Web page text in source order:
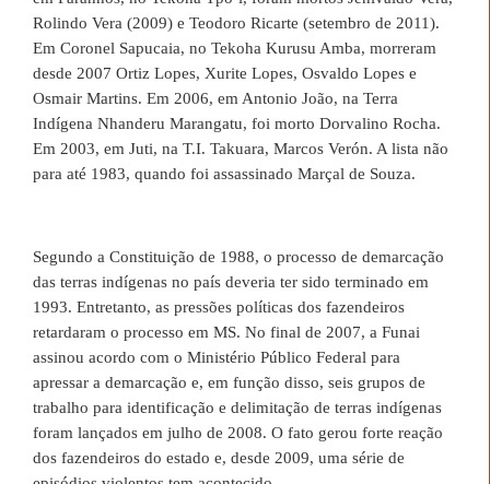
Rolindo Vera (2009) e Teodoro Ricarte (setembro de 2011).
Em Coronel Sapucaia, no Tekoha Kurusu Amba, morreram
desde 2007 Ortiz Lopes, Xurite Lopes, Osvaldo Lopes e
Osmair Martins. Em 2006, em Antonio João, na Terra
Indígena Nhanderu Marangatu, foi morto Dorvalino Rocha.
Em 2003, em Juti, na T.I. Takuara, Marcos Verón. A lista não
para até 1983, quando foi assassinado Marçal de Souza.
Segundo a Constituição de 1988, o processo de demarcação
das terras indígenas no país deveria ter sido terminado em
1993. Entretanto, as pressões políticas dos fazendeiros
retardaram o processo em MS. No final de 2007, a Funai
assinou acordo com o Ministério Público Federal para
apressar a demarcação e, em função disso, seis grupos de
trabalho para identificação e delimitação de terras indígenas
foram lançados em julho de 2008. O fato gerou forte reação
dos fazendeiros do estado e, desde 2009, uma série de